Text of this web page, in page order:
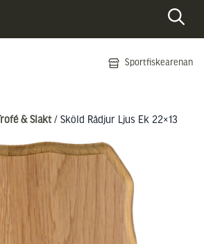
Sportfiskearenan
Trofé & Slakt/ Sköld Rådjur Ljus Ek 22×13